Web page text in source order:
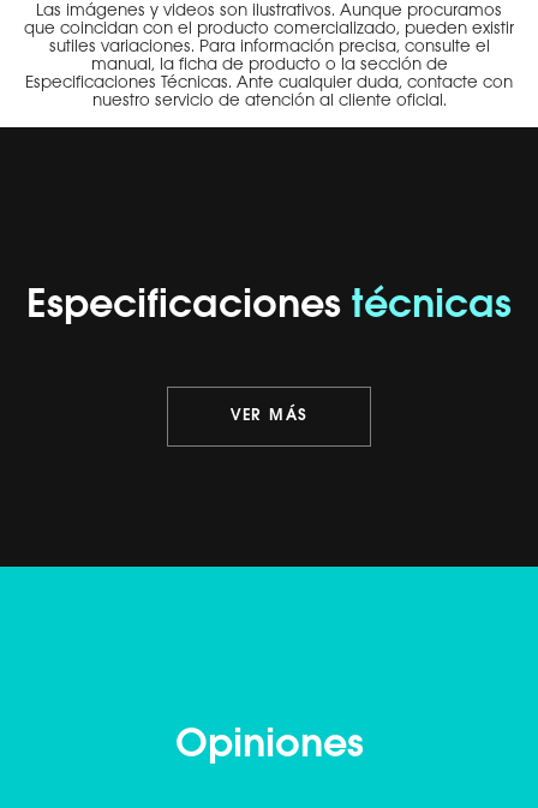
Las imágenes y videos son ilustrativos. Aunque procuramos
que coincidan con el producto comercializado, pueden existir
sutiles variaciones. Para información precisa, consulte el
manual, la ficha de producto o la sección de
Especificaciones Técnicas. Ante cualquier duda, contacte con
nuestro servicio de atención al cliente oficial.
Especificaciones técnicas
VER MÁS
Opiniones